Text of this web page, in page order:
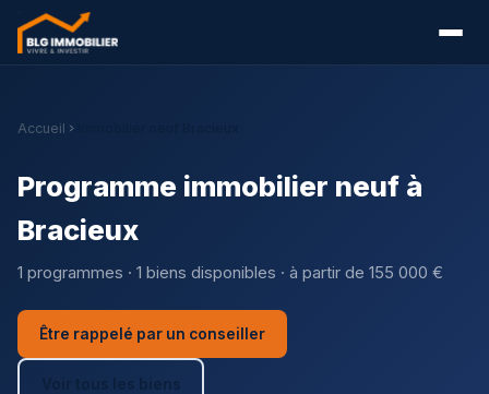
Accueil
Programme immobilier neuf à
Bracieux
1 programmes · 1 biens disponibles · à partir de 155 000 €
Être rappelé par un conseiller
Voir tous les biens